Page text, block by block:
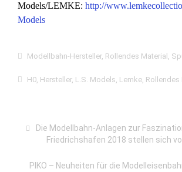
Models/LEMKE: http://
Models
Modellbahn-Hersteller, Rollendes Material ,
H0, Hersteller, L.S. Models, Lemke, Rollendes
Die Modellbahn-Anlagen zur
Friedrichshafen 2018 stellen sich
PIKO – Neuheiten für die